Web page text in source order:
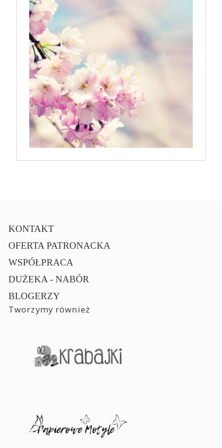
KONTAKT
OFERTA PATRONACKA
WSPÓŁPRACA
DUŻEKA - NABÓR
BLOGERZY
Tworzymy również